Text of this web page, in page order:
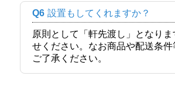
Q6 設置もしてくれますか？
原則として「軒先渡し」となり
せください。なお商品や配送条
ご了承ください。